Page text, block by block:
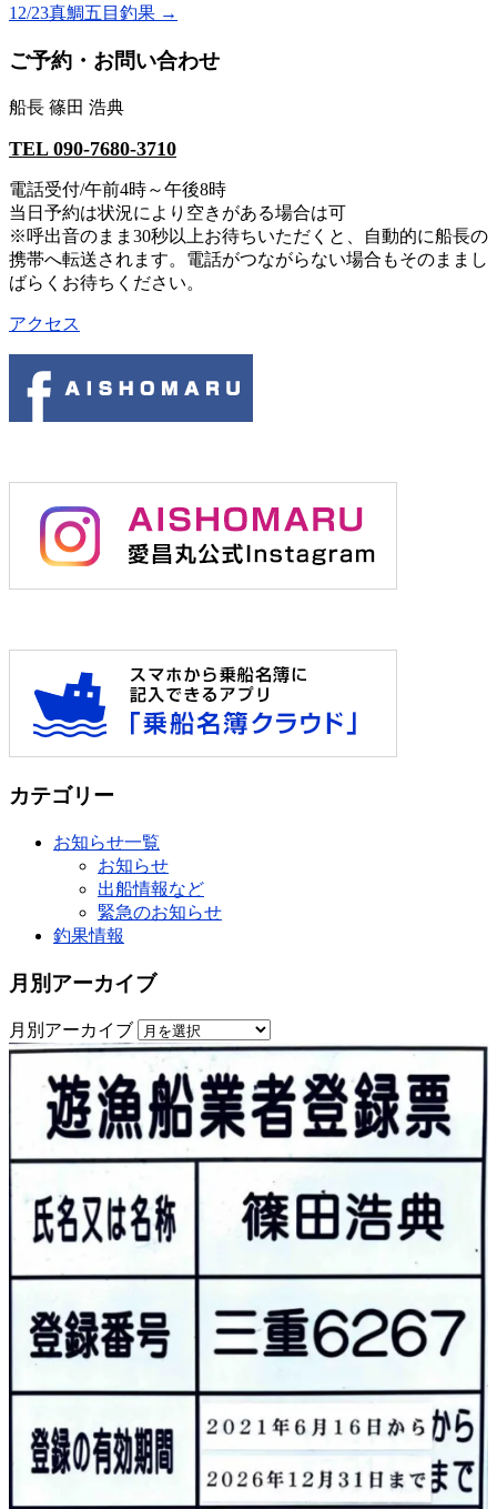
12/23真鯛五目釣果 →
ご予約・お問い合わせ
船長 篠田 浩典
TEL 090-7680-3710
電話受付/午前4時～午後8時
当日予約は状況により空きがある場合は可
※呼出音のまま30秒以上お待ちいただくと、自動的に船長の
携帯へ転送されます。電話がつながらない場合もそのままし
ばらくお待ちください。
アクセス
カテゴリー
お知らせ一覧
お知らせ
出船情報など
緊急のお知らせ
釣果情報
月別アーカイブ
月別アーカイブ